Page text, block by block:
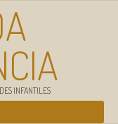
INFANTILES